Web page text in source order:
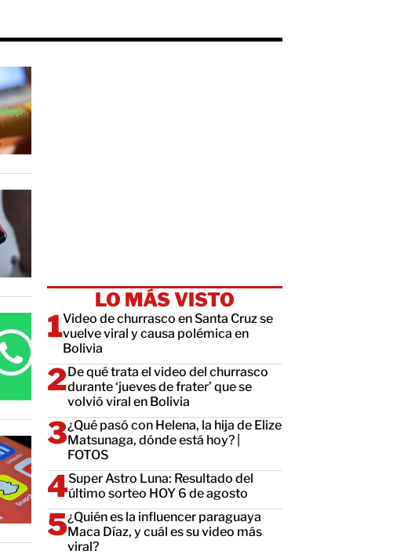
LO MÁS VISTO
Video de churrasco en Santa Cruz se
vuelve viral y causa polémica en
Bolivia
De qué trata el video del churrasco
durante ‘jueves de frater’ que se
volvió viral en Bolivia
¿Qué pasó con Helena, la hija de Elize
Matsunaga, dónde está hoy? |
FOTOS
Super Astro Luna: Resultado del
último sorteo HOY 6 de agosto
¿Quién es la influencer paraguaya
Maca Díaz, y cuál es su video más
viral?